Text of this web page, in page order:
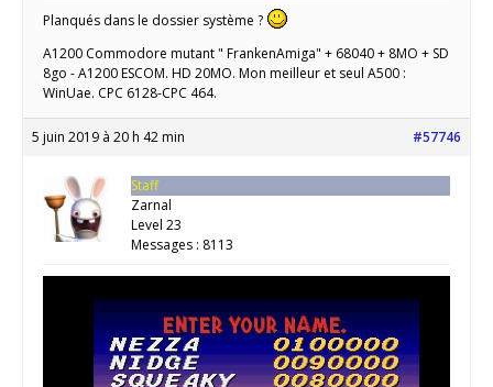
Planqués dans le dossier système ?
A1200 Commodore mutant " FrankenAmiga" + 68040 + 8MO + SD
8go - A1200 ESCOM. HD 20MO. Mon meilleur et seul A500 :
WinUae. CPC 6128-CPC 464.
5 juin 2019 à 20 h 42 min #57746
Staff
Zarnal
Level 23
Messages : 8113